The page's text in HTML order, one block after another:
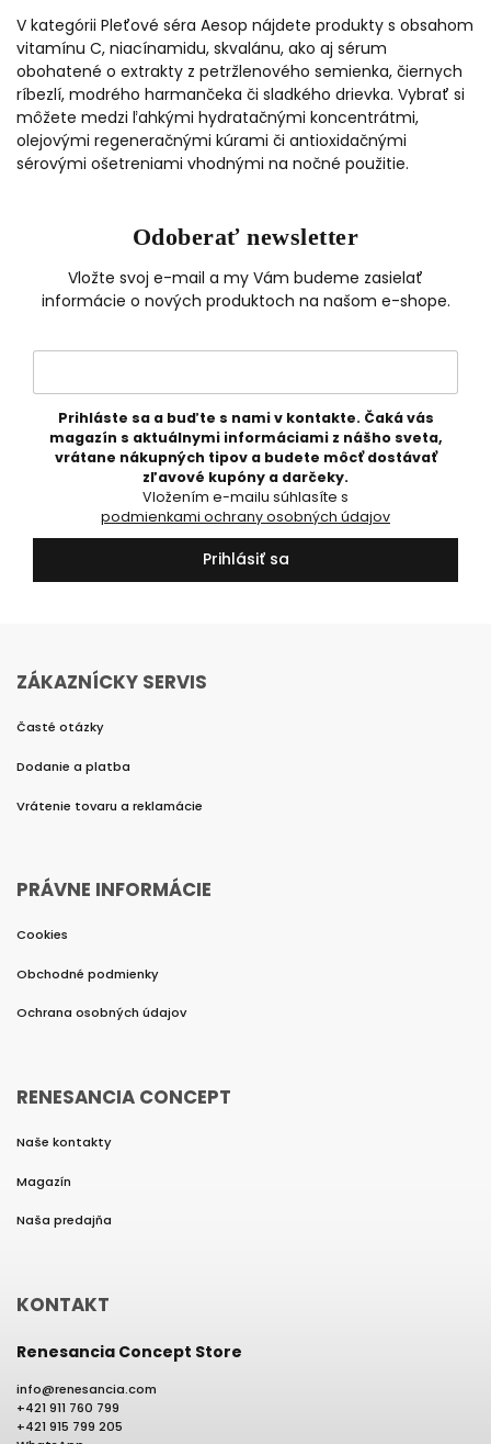
V kategórii Pleťové séra Aesop nájdete produkty s obsahom
vitamínu C, niacínamidu, skvalánu, ako aj sérum
obohatené o extrakty z petržlenového semienka, čiernych
ríbezlí, modrého harmančeka či sladkého drievka. Vybrať si
môžete medzi ľahkými hydratačnými koncentrátmi,
olejovými regeneračnými kúrami či antioxidačnými
sérovými ošetreniami vhodnými na nočné použitie.
Odoberať newsletter
Vložte svoj e-mail a my Vám budeme zasielať
informácie o nových produktoch na našom e-shope.
Prihláste sa a buďte s nami v kontakte. Čaká vás
magazín s aktuálnymi informáciami z nášho sveta,
vrátane nákupných tipov a budete môcť dostávať
zľavové kupóny a darčeky.
podmienkami ochrany osobných údajov
Prihlásiť sa
ZÁKAZNÍCKY SERVIS
Časté otázky
Dodanie a platba
Vrátenie tovaru a reklamácie
PRÁVNE INFORMÁCIE
Cookies
Obchodné podmienky
Ochrana osobných údajov
RENESANCIA CONCEPT
Naše kontakty
Magazín
Naša predajňa
KONTAKT
Renesancia Concept Store
info@renesancia.com
+421 911 760 799
+421 915 799 205